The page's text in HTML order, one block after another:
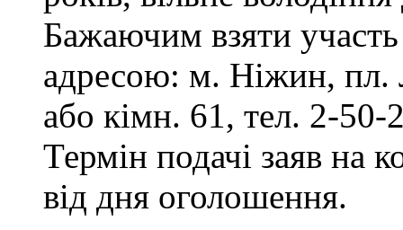
Бажаючим взяти участь
адресою: м. Ніжин, пл.
або кімн. 61, тел. 2-50-
Термін подачі заяв на
від дня оголошення.